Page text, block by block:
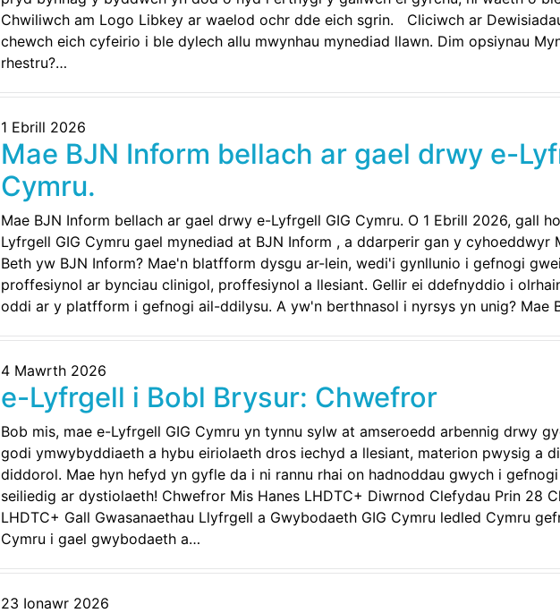
Chwiliwch am Logo Libkey ar waelod ochr dde eich sgrin. Cliciwch ar
chewch eich cyfeirio i ble dylech allu mwynhau mynediad llawn. Dim opsiynau
rhestru?…
1 Ebrill 2026
Mae BJN Inform bellach ar gael drwy e-
Cymru.
Mae BJN Inform bellach ar gael drwy e-Lyfrgell GIG Cymru. O 1 Ebrill 2026, gall
Lyfrgell GIG Cymru gael mynediad at BJN Inform , a ddarperir gan y cyhoeddwyr
Beth yw BJN Inform? Mae'n blatfform dysgu ar-lein, wedi'i gynllunio i gefnogi
proffesiynol ar bynciau clinigol, proffesiynol a llesiant. Gellir ei ddefnyddio i
oddi ar y platfform i gefnogi ail-ddilysu. A yw'n berthnasol i nyrsys yn unig? Mae
4 Mawrth 2026
e-Lyfrgell i Bobl Brysur: Chwefror
Bob mis, mae e-Lyfrgell GIG Cymru yn tynnu sylw at amseroedd arbennig drwy
godi ymwybyddiaeth a hybu eiriolaeth dros iechyd a llesiant, materion pwysig a
diddorol. Mae hyn hefyd yn gyfle da i ni rannu rhai on hadnoddau gwych i
seiliedig ar dystiolaeth! Chwefror Mis Hanes LHDTC+ Diwrnod Clefydau Prin 28
LHDTC+ Gall Gwasanaethau Llyfrgell a Gwybodaeth GIG Cymru ledled Cymru
Cymru i gael gwybodaeth a…
23 Ionawr 2026